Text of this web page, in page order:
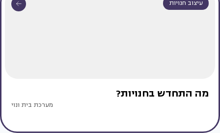
עיצוב חנויות
מה התחדש בחנויות?
מערכת בית ונוי